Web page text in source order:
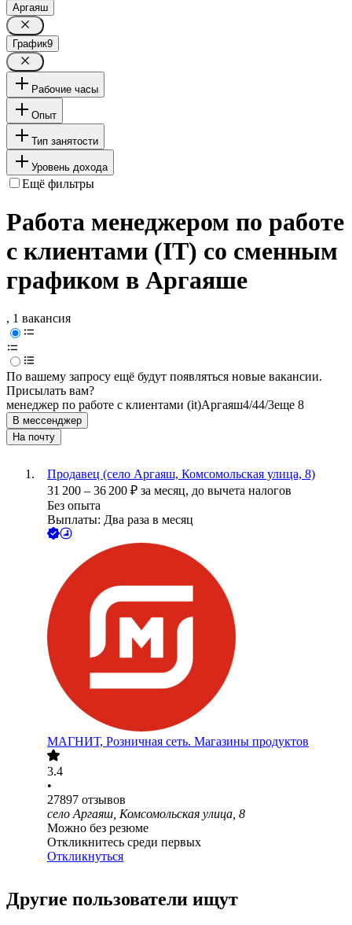
Аргаяш
График9
Рабочие часы
Опыт
Тип занятости
Уровень дохода
Ещё фильтры
Работа менеджером по работе
с клиентами (IT) со сменным
графиком в Аргаяше
, 1 вакансия
По вашему запросу ещё будут появляться новые вакансии.
Присылать вам?
менеджер по работе с клиентами (it)Аргаяш4/44/3еще 8
В мессенджер
На почту
Продавец (село Аргаяш, Комсомольская улица, 8)
31 200 – 36 200 ₽ за месяц, до вычета налогов
Без опыта
Выплаты: Два раза в месяц
МАГНИТ, Розничная сеть. Магазины продуктов
3.4
•
27897 отзывов
село Аргаяш, Комсомольская улица, 8
Можно без резюме
Откликнитесь среди первых
Откликнуться
Другие пользователи ищут